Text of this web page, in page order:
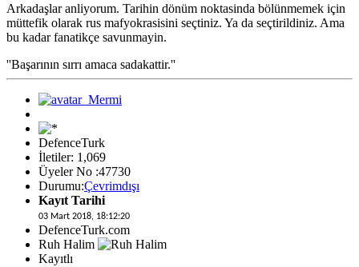
Arkadaşlar anliyorum. Tarihin dönüm noktasinda bölünmemek için
müttefik olarak rus mafyokrasisini seçtiniz. Ya da seçtirildiniz. Ama
bu kadar fanatikçe savunmayin.
''Başarının sırrı amaca sadakattir.''
DefenceTurk
İletiler: 1,069
Üyeler No :47730
Durumu:Çevrimdışı
Kayıt Tarihi
03 Mart 2018, 18:12:20
DefenceTurk.com
Ruh Halim
Kayıtlı